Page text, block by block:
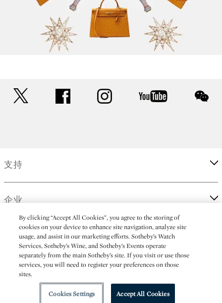
facebook instagram youtube
支持
企业
更多
By clicking “Accept All Cookies”, you agree to the storing of
cookies on your device to enhance site navigation, analyze site
usage, and assist in our marketing efforts. Sotheby’s Watch
Services, Sotheby’s Wine, and Sotheby’s Events operate
separately from the main Sotheby’s site. If you visit or use those
services, you will need to register your preferences on those
sites.
Cookies Settings Accept All Cookies